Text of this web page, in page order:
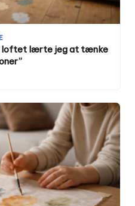
i loftet lærte jeg at tænke